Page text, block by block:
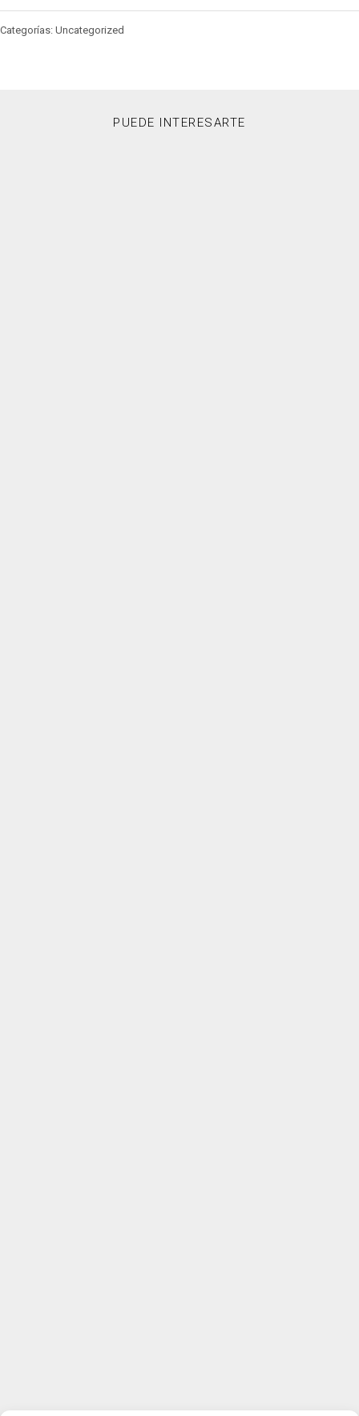
Categorías: Uncategorized
PUEDE INTERESARTE